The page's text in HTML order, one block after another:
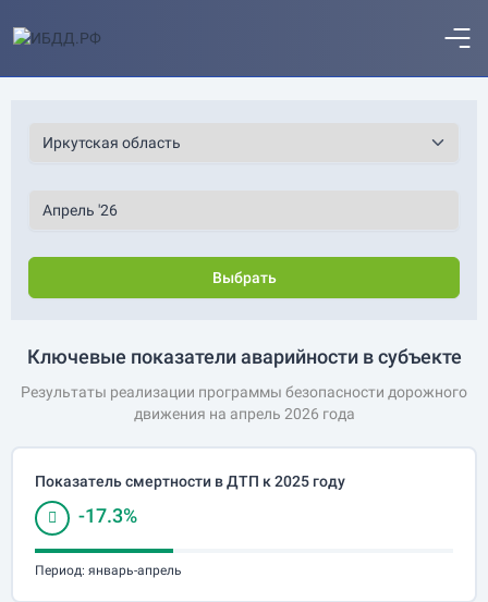
Выбрать
Ключевые показатели аварийности в субъекте
Результаты реализации программы безопасности дорожного
движения на апрель 2026 года
Показатель смертности в ДТП к 2025 году
-17.3%
Период: январь-апрель